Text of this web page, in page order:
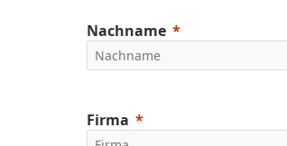
Nachname
Firma